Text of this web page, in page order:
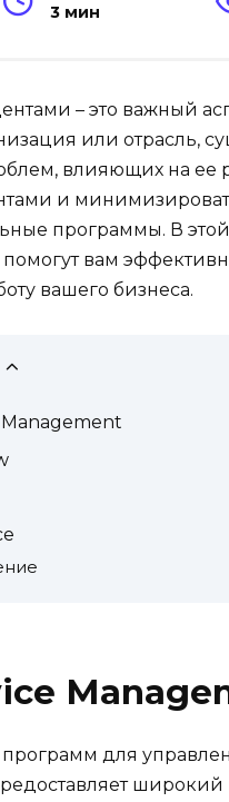
3 мин
– это важный
или отрасль,
влияющих на ее
и
программы. В
вам
вашего бизнеса.
Management
для